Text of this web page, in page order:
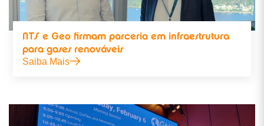
NTS e Geo firmam parceria em infraestrutura
para gases renováveis
Saiba Mais